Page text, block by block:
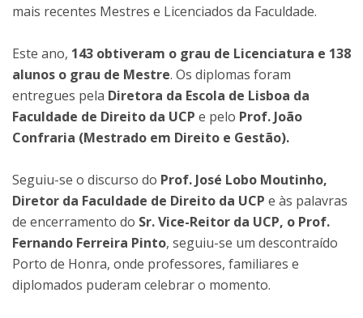
mais recentes Mestres e Licenciados da Faculdade.
Este ano, 143 obtiveram o grau de Licenciatura e 138
alunos o grau de Mestre. Os diplomas foram
entregues pela Diretora da Escola de Lisboa da
Faculdade de Direito da UCP e pelo Prof. João
Confraria (Mestrado em Direito e Gestão).
Seguiu-se o discurso do Prof. José Lobo Moutinho,
Diretor da Faculdade de Direito da UCP e às palavras
de encerramento do Sr. Vice-Reitor da UCP, o Prof.
Fernando Ferreira Pinto, seguiu-se um descontraído
Porto de Honra, onde professores, familiares e
diplomados puderam celebrar o momento.